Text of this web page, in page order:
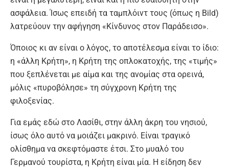
ασφάλεια. Ίσως επειδή τα ταμπλόιντ τους (όπως η Bild)
λατρεύουν την αφήγηση «Κίνδυνος στον Παράδεισο».
Όποιος κι αν είναι ο λόγος, το αποτέλεσμα είναι το ίδιο:
η «άλλη Κρήτη», η Κρήτη της οπλοκατοχής, της «τιμής»
που ξεπλένεται με αίμα και της ανομίας στα ορεινά,
μόλις «πυροβόλησε» τη σύγχρονη Κρήτη της
φιλοξενίας.
Για εμάς εδώ στο Λασίθι, στην άλλη άκρη του νησιού,
ίσως όλο αυτό να μοιάζει μακρινό. Είναι τραγικό
ολίσθημα να σκεφτόμαστε έτσι. Στο μυαλό του
Γερμανού τουρίστα, η Κρήτη είναι μία. Η είδηση δεν